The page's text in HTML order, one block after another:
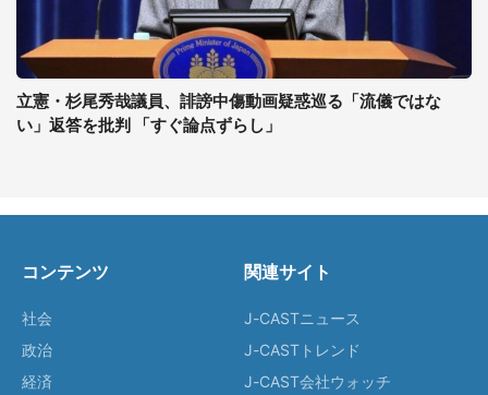
立憲・杉尾秀哉議員、誹謗中傷動画疑惑巡る「流儀ではな
い」返答を批判 「すぐ論点ずらし」
コンテンツ
社会
政治
経済
関連サイト
J-CASTニュース
J-CASTトレンド
J-CAST会社ウォッチ